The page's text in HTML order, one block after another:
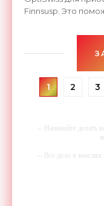
Finnsusp. Это
1 2 3
-- Начинайте делать
-- Все дело в